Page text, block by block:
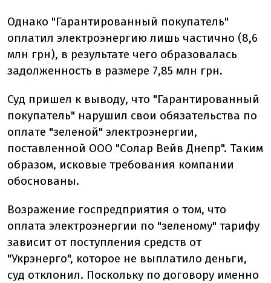
Однако "Гарантированный покупатель"
оплатил электроэнергию лишь частично (8,6
млн грн), в результате чего образовалась
задолженность в размере 7,85 млн грн.
Суд пришел к выводу, что "Гарантированный
покупатель" нарушил свои обязательства по
оплате "зеленой" электроэнергии,
поставленной ООО "Солар Вейв Днепр". Таким
образом, исковые требования компании
обоснованы.
Возражение госпредприятия о том, что
оплата электроэнергии по "зеленому" тарифу
зависит от поступления средств от
"Укрэнерго", которое не выплатило деньги,
суд отклонил. Поскольку по договору именно